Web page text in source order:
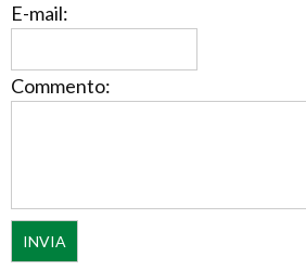
E-mail:
Commento: